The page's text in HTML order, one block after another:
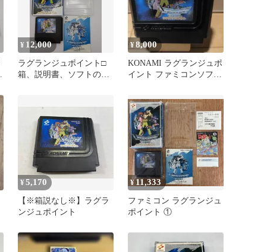
¥ 12,000
ラグランジュポイント□
箱、説明書、ソフトのセ
¥8,000
KONAMI ラグランジュポ
イント ファミコンソフト
¥5,170
【※箱説なし※】ラグラ
ンジュポイント
¥ 11,333
ファミコン ラグランジュ
ポイント ①